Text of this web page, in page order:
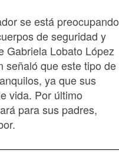
se está preocupando
de seguridad y
Gabriela Lobato López
señaló que este tipo de
ya que sus
vida. Por último
para sus padres,